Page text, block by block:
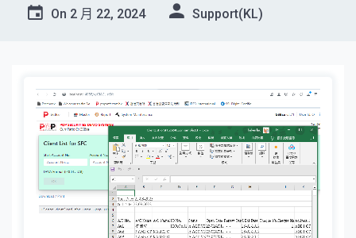
On 2 月 22, 2024 Support(KL)